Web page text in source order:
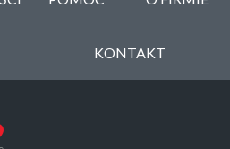
KONTAKT